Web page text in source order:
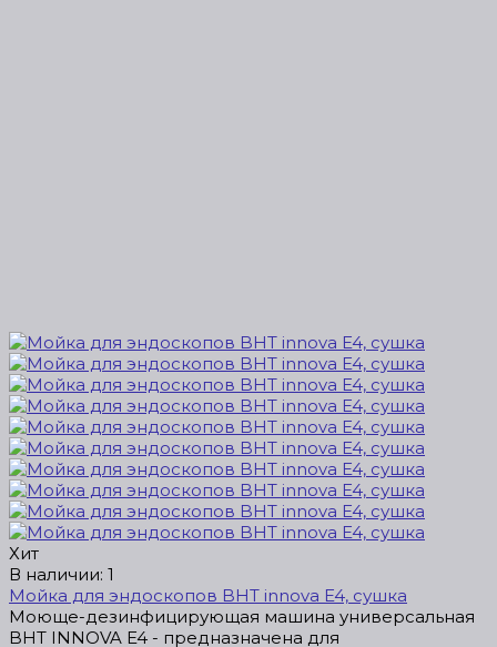
Хит
В наличии: 1
Мойка для эндоскопов BHT innova E4, сушка
Моюще-дезинфицирующая машина универсальная
BHT INNOVA E4 - предназначена для